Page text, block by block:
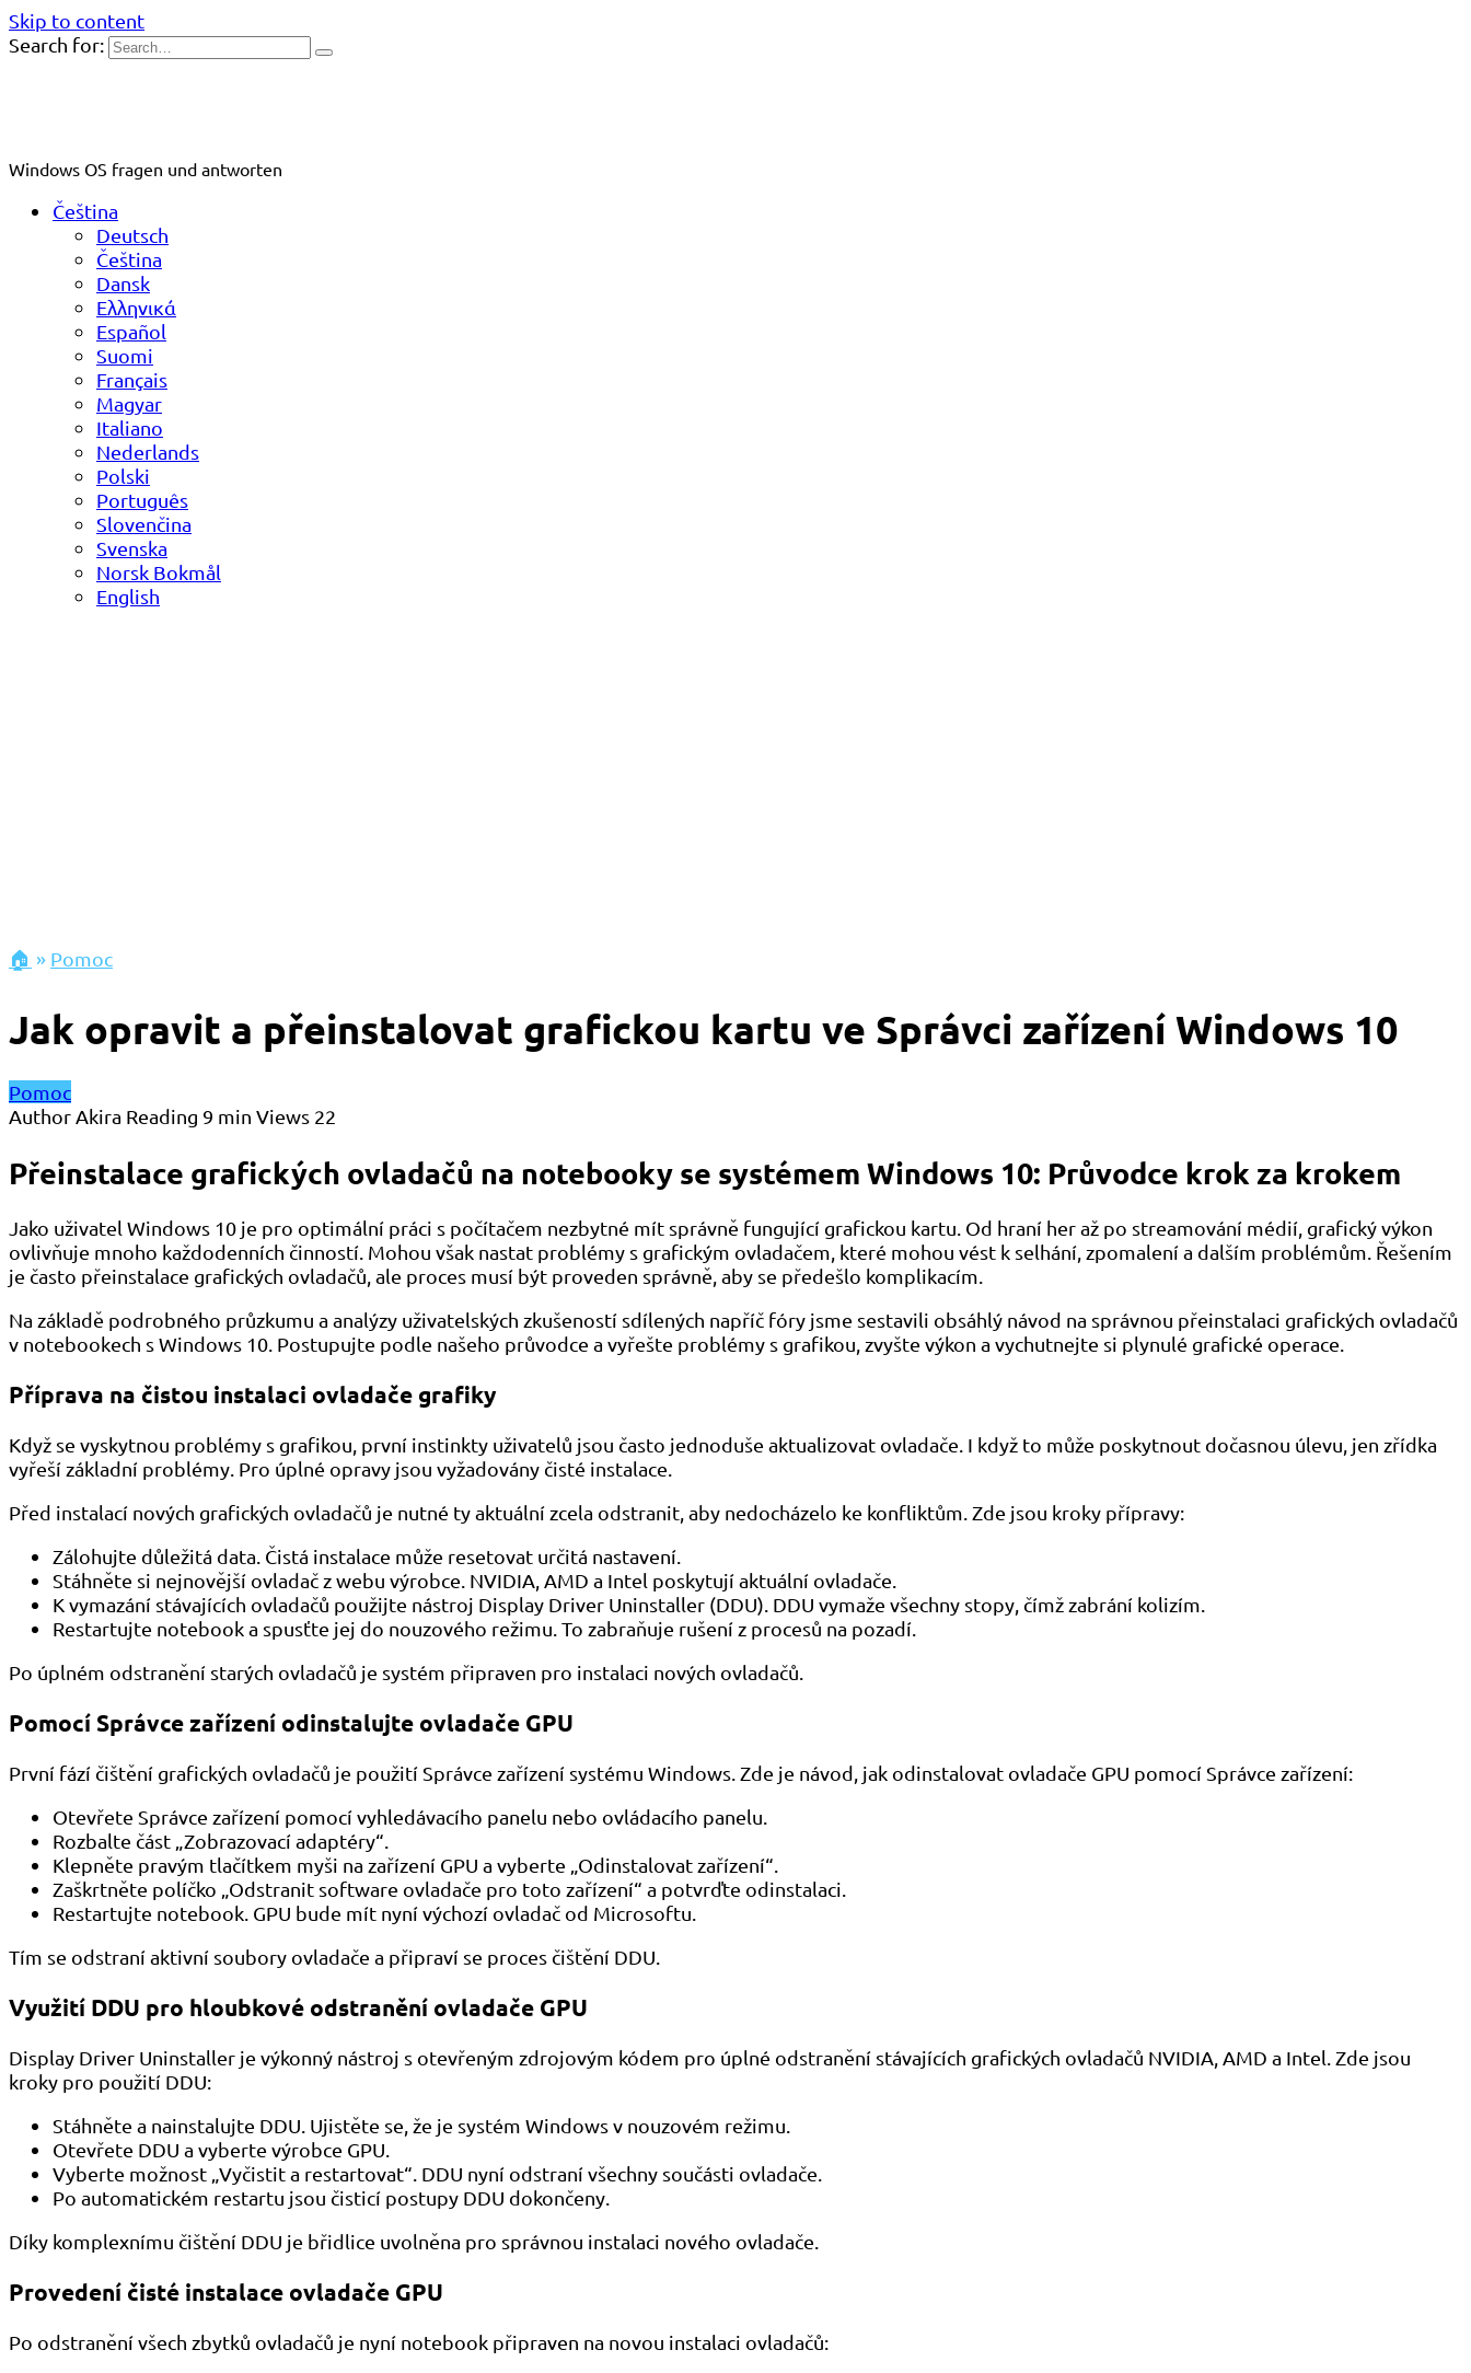
Skip to content
Search for:
Windows OS fragen und antworten
Čeština
Deutsch
Čeština
Dansk
Ελληνικά
Español
Suomi
Français
Magyar
Italiano
Nederlands
Polski
Português
Slovenčina
Svenska
Norsk Bokmål
English
🏠 » Pomoc
Jak opravit a přeinstalovat grafickou kartu ve Správci zařízení Windows 10
Pomoc
AuthorAkira Reading 9 min Views 22
Přeinstalace grafických ovladačů na notebooky se systémem Windows 10: Průvodce krok za krokem
Jako uživatel Windows 10 je pro optimální práci s počítačem nezbytné mít správně fungující grafickou kartu. Od hraní her až po streamování médií, grafický výkon
ovlivňuje mnoho každodenních činností. Mohou však nastat problémy s grafickým ovladačem, které mohou vést k selhání, zpomalení a dalším problémům. Řešením
je často přeinstalace grafických ovladačů, ale proces musí být proveden správně, aby se předešlo komplikacím.
Na základě podrobného průzkumu a analýzy uživatelských zkušeností sdílených napříč fóry jsme sestavili obsáhlý návod na správnou přeinstalaci grafických ovladačů
v notebookech s Windows 10. Postupujte podle našeho průvodce a vyřešte problémy s grafikou, zvyšte výkon a vychutnejte si plynulé grafické operace.
Příprava na čistou instalaci ovladače grafiky
Když se vyskytnou problémy s grafikou, první instinkty uživatelů jsou často jednoduše aktualizovat ovladače. I když to může poskytnout dočasnou úlevu, jen zřídka
vyřeší základní problémy. Pro úplné opravy jsou vyžadovány čisté instalace.
Před instalací nových grafických ovladačů je nutné ty aktuální zcela odstranit, aby nedocházelo ke konfliktům. Zde jsou kroky přípravy:
Zálohujte důležitá data. Čistá instalace může resetovat určitá nastavení.
Stáhněte si nejnovější ovladač z webu výrobce. NVIDIA, AMD a Intel poskytují aktuální ovladače.
K vymazání stávajících ovladačů použijte nástroj Display Driver Uninstaller (DDU). DDU vymaže všechny stopy, čímž zabrání kolizím.
Restartujte notebook a spusťte jej do nouzového režimu. To zabraňuje rušení z procesů na pozadí.
Po úplném odstranění starých ovladačů je systém připraven pro instalaci nových ovladačů.
Pomocí Správce zařízení odinstalujte ovladače GPU
První fází čištění grafických ovladačů je použití Správce zařízení systému Windows. Zde je návod, jak odinstalovat ovladače GPU pomocí Správce zařízení:
Otevřete Správce zařízení pomocí vyhledávacího panelu nebo ovládacího panelu.
Rozbalte část „Zobrazovací adaptéry“.
Klepněte pravým tlačítkem myši na zařízení GPU a vyberte „Odinstalovat zařízení“.
Zaškrtněte políčko „Odstranit software ovladače pro toto zařízení“ a potvrďte odinstalaci.
Restartujte notebook. GPU bude mít nyní výchozí ovladač od Microsoftu.
Tím se odstraní aktivní soubory ovladače a připraví se proces čištění DDU.
Využití DDU pro hloubkové odstranění ovladače GPU
Display Driver Uninstaller je výkonný nástroj s otevřeným zdrojovým kódem pro úplné odstranění stávajících grafických ovladačů NVIDIA, AMD a Intel. Zde jsou
kroky pro použití DDU:
Stáhněte a nainstalujte DDU. Ujistěte se, že je systém Windows v nouzovém režimu.
Otevřete DDU a vyberte výrobce GPU.
Vyberte možnost „Vyčistit a restartovat“. DDU nyní odstraní všechny součásti ovladače.
Po automatickém restartu jsou čisticí postupy DDU dokončeny.
Díky komplexnímu čištění DDU je břidlice uvolněna pro správnou instalaci nového ovladače.
Provedení čisté instalace ovladače GPU
Po odstranění všech zbytků ovladačů je nyní notebook připraven na novou instalaci ovladačů: